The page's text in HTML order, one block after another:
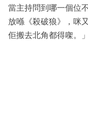
當主持問到哪一個位
放喺《殺破狼》，咪
佢搬去北角都得㗎。」